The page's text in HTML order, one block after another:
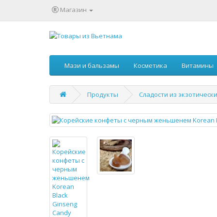
Магазин
Мази и бальзамы Косметика Витамины
Продукты Сладости из